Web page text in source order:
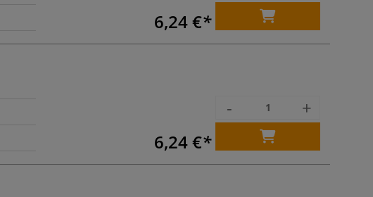
6,24 €
6,24 €
- +